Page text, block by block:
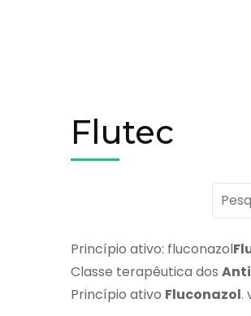
Flutec
por:
Princípio ativo: fluconazol
Classe terapêutica dos
Princípio ativo Fluconazol.